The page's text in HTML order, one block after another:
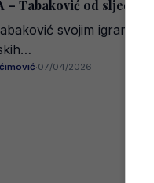
– Tabaković od sljedeće
svojim igrama
·07/04/2026